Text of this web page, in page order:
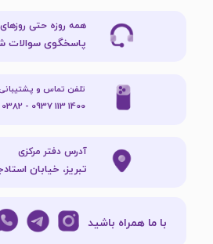
با ما همراه باشید
همه روزه حتی
پاسخگوی سوالات
آدرس دفتر مرکزی
تبریز، خیابان
تلفن تماس و
1400 113 0937 - 0382 316 0914